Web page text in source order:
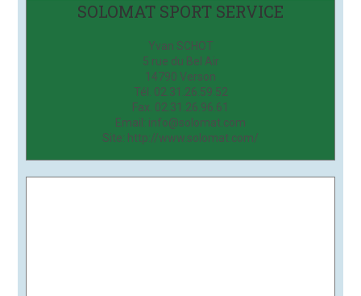
SOLOMAT SPORT SERVICE
Yvan SCHOT
5 rue du Bel Air
14790 Verson
Tél. 02.31.26.59.52
Fax. 02.31.26.96.61
Email: info@solomat.com
Site: http://www.solomat.com/